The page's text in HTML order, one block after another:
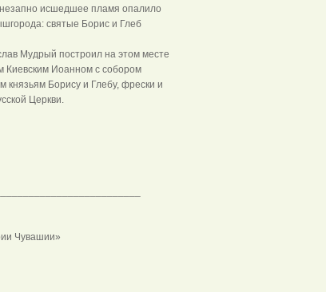
исшедшее пламя опалило
святые Борис и Глеб
Мудрый построил на этом месте
Киевским Иоанном с собором
Борису и Глебу, фрески и
Церкви.
Чувашии»